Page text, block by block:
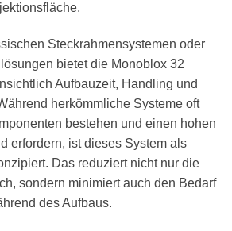
Steckrahmensystemen oder
bietet die Monoblox 32
Aufbauzeit, Handling und
herkömmliche Systeme oft
bestehen und einen hohen
erfordern, ist dieses System als
Das reduziert nicht nur die
sondern minimiert auch den Bedarf
des Aufbaus.